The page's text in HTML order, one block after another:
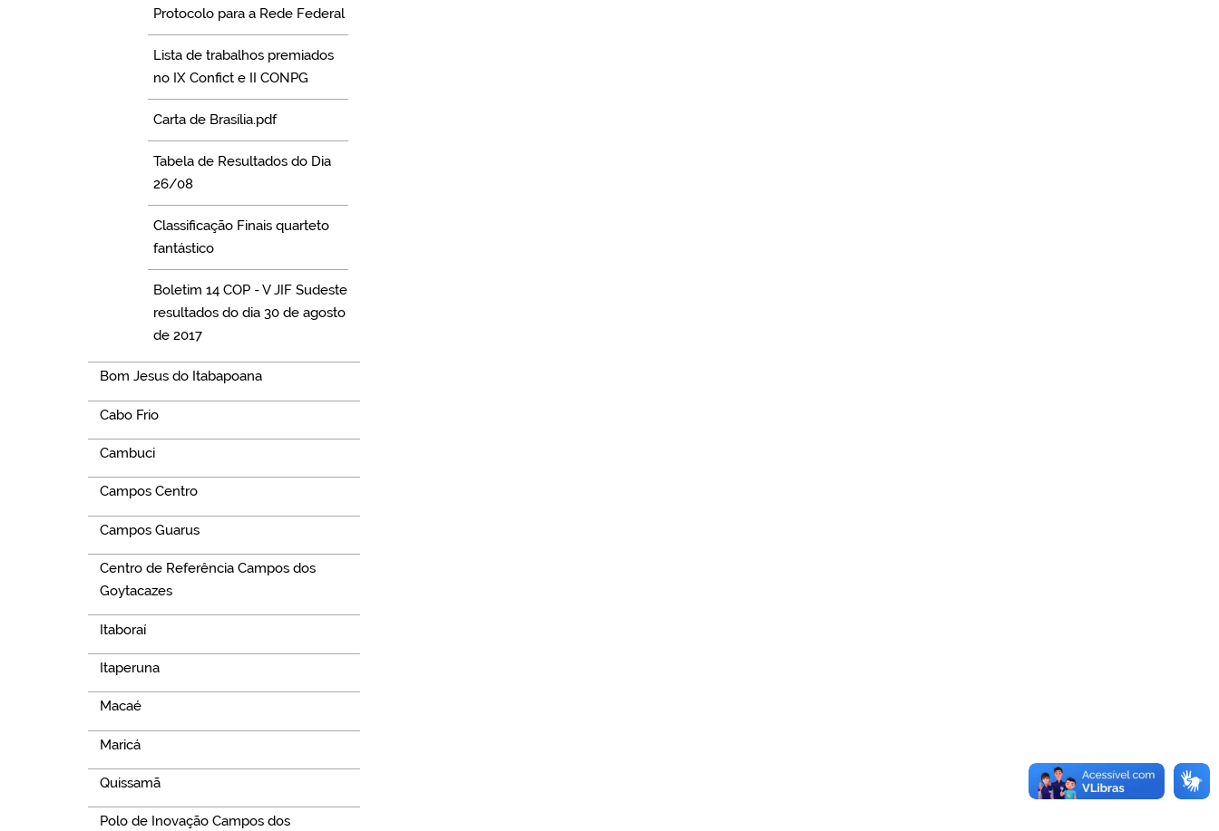
Protocolo para a Rede Federal
Lista de trabalhos premiados
no IX Confict e II CONPG
Carta de Brasília.pdf
Tabela de Resultados do Dia
26/08
Classificação Finais quarteto
fantástico
Boletim 14 COP - V JIF Sudeste
resultados do dia 30 de agosto
de 2017
Bom Jesus do Itabapoana
Cabo Frio
Cambuci
Campos Centro
Campos Guarus
Centro de Referência Campos dos
Goytacazes
Itaboraí
Itaperuna
Macaé
Maricá
Quissamã
Polo de Inovação Campos dos